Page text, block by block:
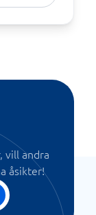
vill andra
åsikter!